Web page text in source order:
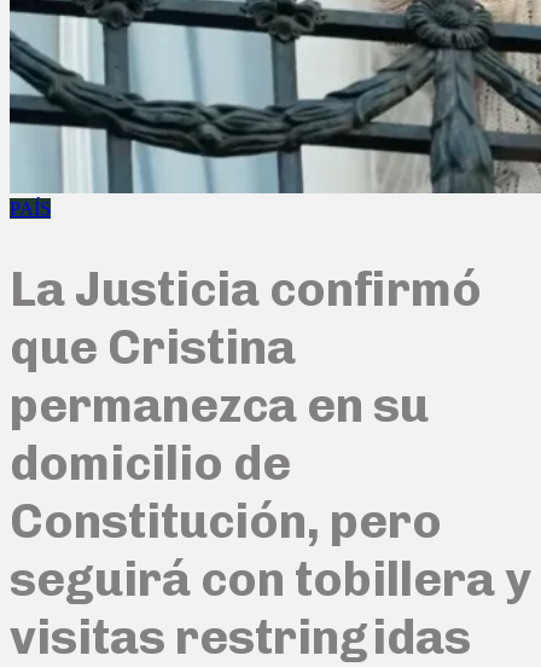
PAÍS
La Justicia confirmó
que Cristina
permanezca en su
domicilio de
Constitución, pero
seguirá con tobillera y
visitas restringidas